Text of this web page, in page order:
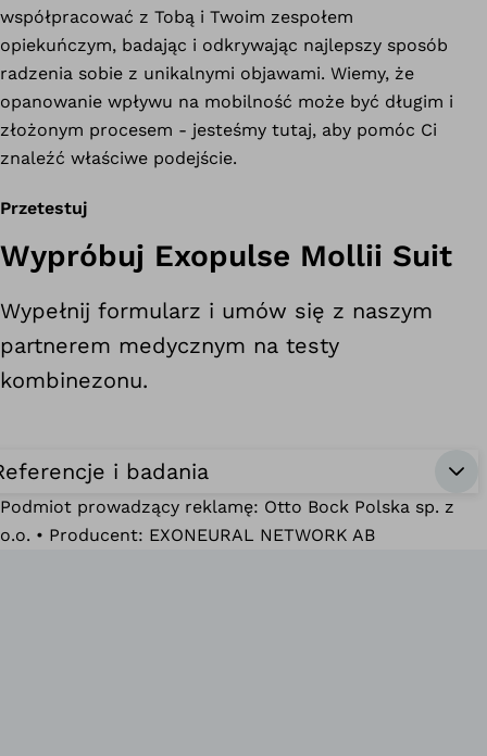
współpracować z Tobą i Twoim zespołem
opiekuńczym, badając i odkrywając najlepszy sposób
radzenia sobie z unikalnymi objawami. Wiemy, że
opanowanie wpływu na mobilność może być długim i
złożonym procesem - jesteśmy tutaj, aby pomóc Ci
znaleźć właściwe podejście.
Przetestuj
Wypróbuj Exopulse Mollii Suit
Wypełnij formularz i umów się z naszym
partnerem medycznym na testy
kombinezonu.
i badania
Podmiot prowadzący reklamę: Otto Bock Polska sp. z
o.o. • Producent: EXONEURAL NETWORK AB